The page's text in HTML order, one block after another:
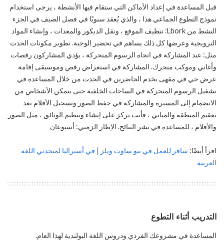
قبل المساعدة في إعداد الأماكن التي ستقام فيها الأنشطة ، يرجى استخدام
نموذج التطوع الجماعي هذا ، والذي يُعقد سنويًا في فصل الصيف في الجزء
النشط من Lbork: تنظيف الموقع ، ونقل الديكور والمعدات ، وإنشاء المواد
الترويجية وعرضها كل ذلك يساهم في تحضير الوجبة. تطوير مكونات الحدث
مثل: عند المشاركة في اتجاه الرسوم المتحركة ، يؤدي المشاركون رقصات
وأغاني وموكب متحرك. المشاركة في استعراض رقص وموسيقى إقامة
عرض حي في مقهى يخدم الحاضرين في الحدث من خلال المساعدة في
تشغيل الرسوم المتحركة في الساحات الخلفية حتى يتمكن الأشخاص من
الانضمام إلى المسيرة والمشاركة في حفظ الصور وتسجيل الأفلام بعد
تعقيم المنطقة والمباني ، فأنت تركز على إنشاء وتنظيم الوثائق ، مثل الصور
والأفلام ، للمساعدة في نشر النتائج. الإطار الزمني: أسبوعان
اقرأ أيضًا: سافر للعمل في نيو ساوث ويلز | في أستراليا لمتحدثي اللغة
العربية
التدريب أثناء التطوع
المساعدة في مشروعك الفردي ودروس اللغة البولندية لهذا العام.